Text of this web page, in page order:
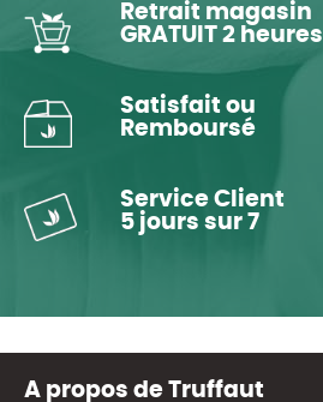
Retrait magasin
GRATUIT 2 heures
Satisfait ou
Remboursé
Service Client
5 jours sur 7
A propos de Truffaut